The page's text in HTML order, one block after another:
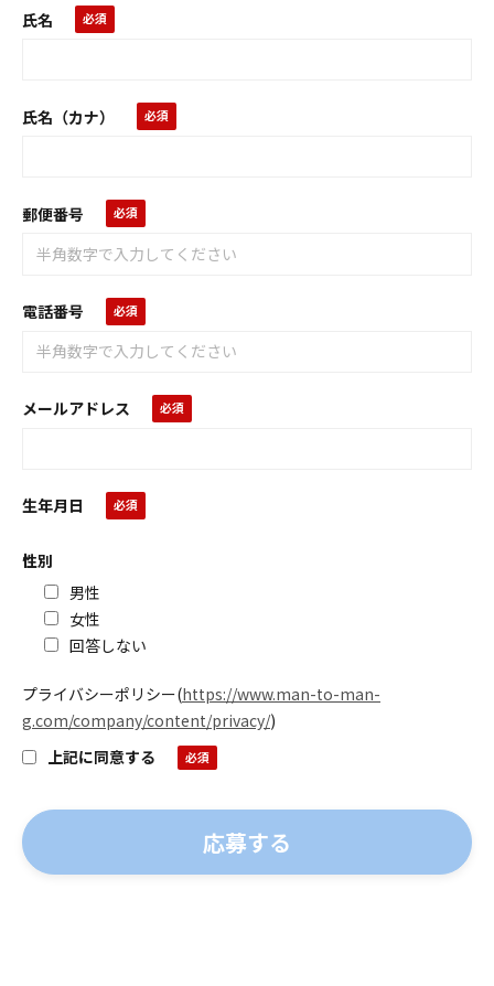
氏名
氏名（カナ）
郵便番号
電話番号
メールアドレス
生年月日
性別
男性
女性
回答しない
プライバシーポリシー(https://www.man-to-man-
g.com/company/content/privacy/)
上記に同意する